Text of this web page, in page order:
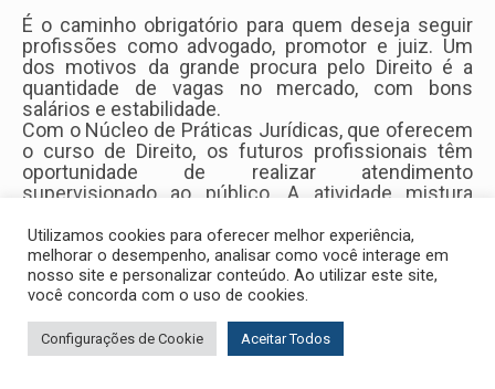
É o caminho obrigatório para quem deseja seguir
profissões como advogado, promotor e juiz. Um
dos motivos da grande procura pelo Direito é a
quantidade de vagas no mercado, com bons
salários e estabilidade.
Com o Núcleo de Práticas Jurídicas, que oferecem
o curso de Direito, os futuros profissionais têm
oportunidade de realizar atendimento
supervisionado ao público. A atividade mistura
aluno contato direto com o ambiente jurídico.
Utilizamos cookies para oferecer melhor experiência,
melhorar o desempenho, analisar como você interage em
nosso site e personalizar conteúdo. Ao utilizar este site,
você concorda com o uso de cookies.
Configurações de Cookie Aceitar Todos